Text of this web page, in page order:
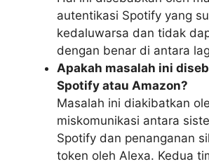
autentikasi Spotify yang
kedaluwarsa dan tidak
dengan benar di antara
Apakah masalah ini
Spotify atau Amazon?
Masalah ini diakibatkan
miskomunikasi antara
Spotify dan penanganan
token oleh Alexa. Kedua